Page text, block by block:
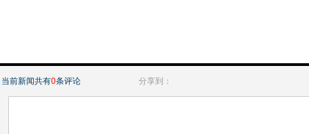
当前新闻共有0条评论 分享到：